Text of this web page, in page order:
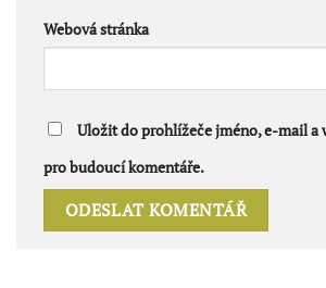
Webová stránka
Uložit do prohlížeče jméno, e-mail a
pro budoucí komentáře.